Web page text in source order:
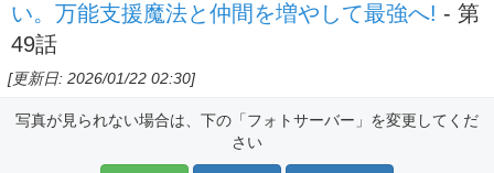
い。万能支援魔法と仲間を増やして最強へ! - 第
49話
[更新日: 2026/01/22 02:30]
写真が見られない場合は、下の「フォトサーバー」を変更してくだ
さい